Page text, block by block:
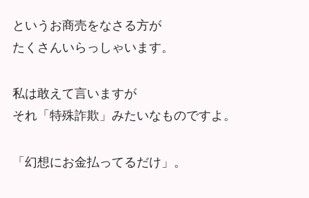
というお商売をなさる方が
たくさんいらっしゃいます。
私は敢えて言いますが
それ「特殊詐欺」みたいなものですよ。
「幻想にお金払ってるだけ」。